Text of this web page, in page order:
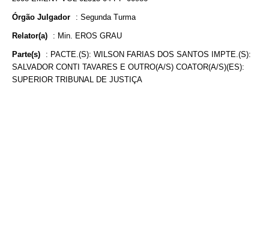
Órgão Julgador : Segunda Turma
Relator(a) : Min. EROS GRAU
Parte(s) : PACTE.(S): WILSON FARIAS DOS SANTOS IMPTE.(S):
SALVADOR CONTI TAVARES E OUTRO(A/S) COATOR(A/S)(ES):
SUPERIOR TRIBUNAL DE JUSTIÇA